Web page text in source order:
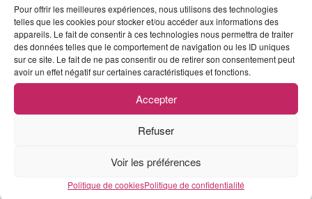
Pour offrir les meilleures expériences, nous utilisons des technologies
telles que les cookies pour stocker et/ou accéder aux informations des
appareils. Le fait de consentir à ces technologies nous permettra de traiter
des données telles que le comportement de navigation ou les ID uniques
sur ce site. Le fait de ne pas consentir ou de retirer son consentement peut
avoir un effet négatif sur certaines caractéristiques et fonctions.
Accepter
Refuser
Voir les préférences
Politique de cookiesPolitique de confidentialité
sonorisation ;
l’installation et la configuration des
systèmes ;
la gestion de la sonorisation en direct
pendant l’événement ;
ainsi que le démontage et la
récupération du matériel après la
Certains prestatairesproposent également